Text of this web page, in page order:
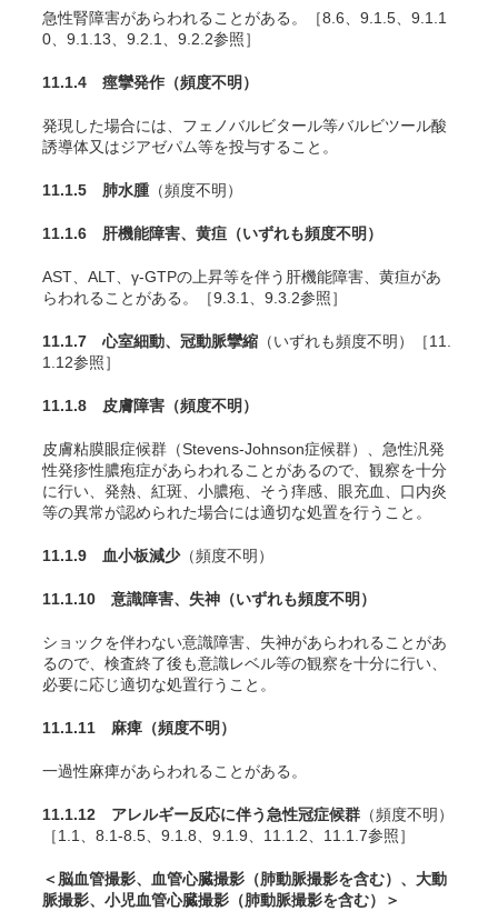
急性腎障害があらわれることがある。［8.6、9.1.5、9.1.1
0、9.1.13、9.2.1、9.2.2参照］
11.1.4 痙攣発作 （頻度不明）
発現した場合には、フェノバルビタール等バルビツール酸
誘導体又はジアゼパム等を投与すること。
11.1.5 肺水腫 （頻度不明）
11.1.6 肝機能障害、黄疸 （いずれも頻度不明）
AST、ALT、γ-GTPの上昇等を伴う肝機能障害、黄疸があ
らわれることがある。［9.3.1、9.3.2参照］
11.1.7 心室細動、冠動脈攣縮 （いずれも頻度不明）［11.
1.12参照］
11.1.8 皮膚障害 （頻度不明）
皮膚粘膜眼症候群（Stevens-Johnson症候群）、急性汎発
性発疹性膿疱症があらわれることがあるので、観察を十分
に行い、発熱、紅斑、小膿疱、そう痒感、眼充血、口内炎
等の異常が認められた場合には適切な処置を行うこと。
11.1.9 血小板減少（頻度不明）
11.1.10 意識障害、失神 （いずれも頻度不明）
ショックを伴わない意識障害、失神があらわれることがあ
るので、検査終了後も意識レベル等の観察を十分に行い、
必要に応じ適切な処置行うこと。
11.1.11 麻痺 （頻度不明）
一過性麻痺があらわれることがある。
11.1.12 アレルギー反応に伴う急性冠症候群 （頻度不明）
［1.1、8.1-8.5、9.1.8、9.1.9、11.1.2、11.1.7参照］
＜脳血管撮影、血管心臓撮影（肺動脈撮影を含む）、大動
脈撮影、小児血管心臓撮影（肺動脈撮影を含む）＞